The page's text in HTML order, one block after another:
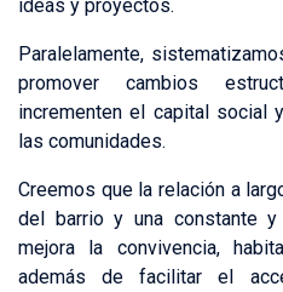
ideas y proyectos.
Paralelamente,
promover cambios
incrementen el capital social
las comunidades.
Creemos que la relación a
del barrio y una constante y
mejora la convivencia,
además de facilitar el